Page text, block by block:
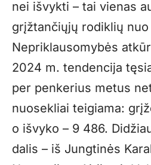
nei išvykti – tai vienas
grįžtančiųjų rodiklių nuo
Nepriklausomybės
2024 m. tendencija
per penkerius metus
nuosekliai teigiama:
o išvyko – 9 486.
dalis – iš Jungtinės